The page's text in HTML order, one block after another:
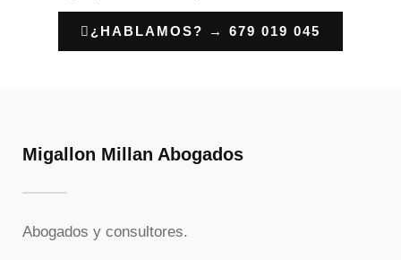
¿HABLAMOS? → 679 019 045
Migallon Millan Abogados
Abogados y consultores.